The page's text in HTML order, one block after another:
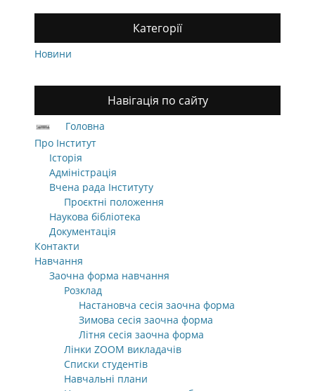
Категорії
Новини
Навігація по сайту
Головна
Про Інститут
Історія
Адміністрація
Вчена рада Інституту
Проєктні положення
Наукова бібліотека
Документація
Контакти
Навчання
Заочна форма навчання
Розклад
Настановча сесія заочна форма
Зимова сесія заочна форма
Літня сесія заочна форма
Лінки ZOOM викладачів
Списки студентів
Навчальні плани